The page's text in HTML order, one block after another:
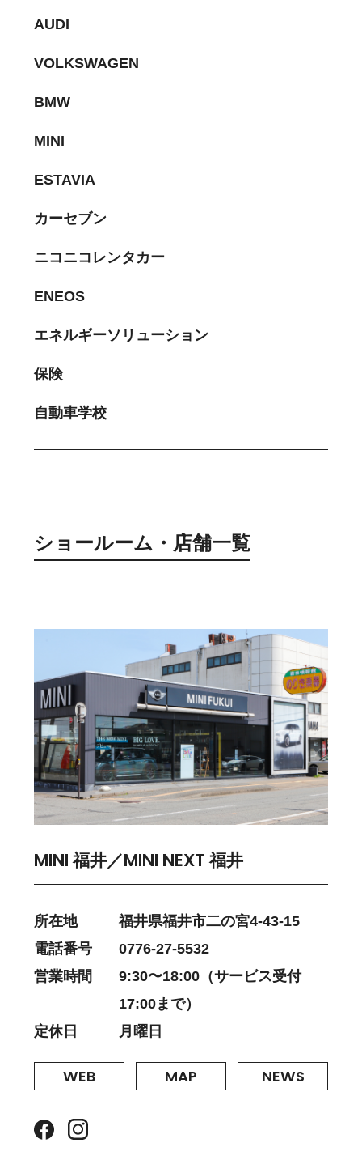
AUDI
VOLKSWAGEN
BMW
MINI
ESTAVIA
カーセブン
ニコニコレンタカー
ENEOS
エネルギーソリューション
保険
自動車学校
ショールーム・店舗一覧
MINI 福井／MINI NEXT 福井
所在地
福井県福井市二の宮4-43-15
電話番号
0776-27-5532
営業時間
9:30〜18:00（サービス受付
17:00まで）
定休日
月曜日
WEB MAP NEWS